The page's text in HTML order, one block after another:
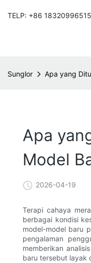
TELP: +86
Sunglor Apa yang
Apa
Model
2026-04-19
Terapi cahaya
berbagai kondisi
model-model baru
pengalaman
memberikan
baru tersebut layak